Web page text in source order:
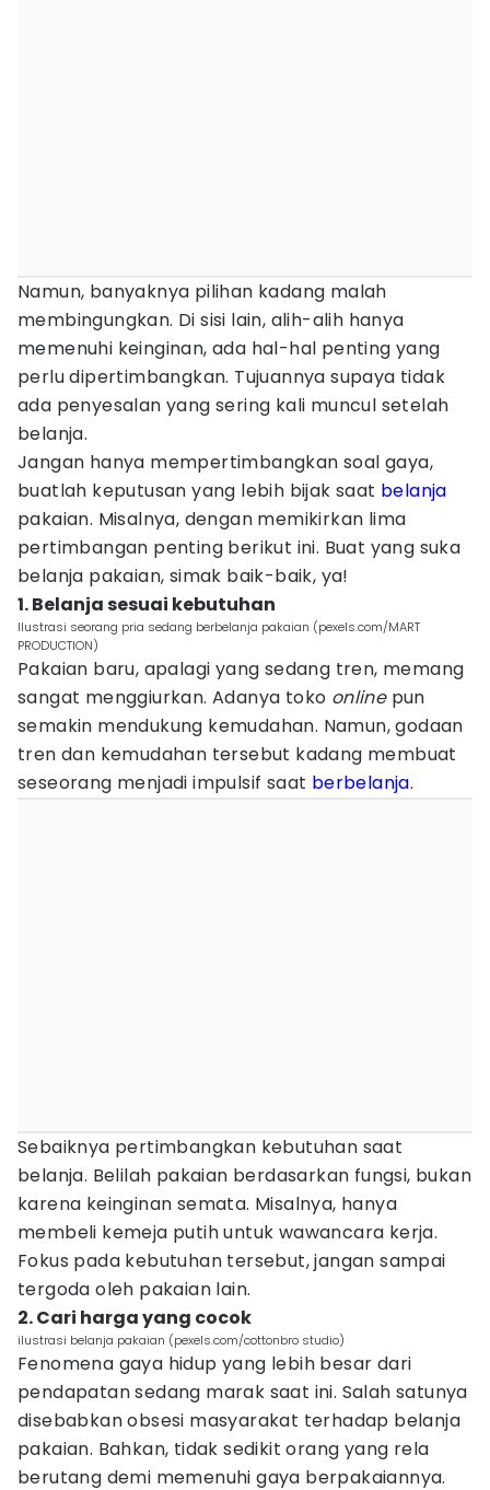
Namun, banyaknya pilihan kadang malah
membingungkan. Di sisi lain, alih-alih hanya
memenuhi keinginan, ada hal-hal penting yang
perlu dipertimbangkan. Tujuannya supaya tidak
ada penyesalan yang sering kali muncul setelah
belanja.
Jangan hanya mempertimbangkan soal gaya,
buatlah keputusan yang lebih bijak saat belanja
pakaian. Misalnya, dengan memikirkan lima
pertimbangan penting berikut ini. Buat yang suka
belanja pakaian, simak baik-baik, ya!
1. Belanja sesuai kebutuhan
Ilustrasi seorang pria sedang berbelanja pakaian (pexels.com/MART
PRODUCTION)
Pakaian baru, apalagi yang sedang tren, memang
sangat menggiurkan. Adanya toko onlinepun
semakin mendukung kemudahan. Namun, godaan
tren dan kemudahan tersebut kadang membuat
seseorang menjadi impulsif saat berbelanja.
Sebaiknya pertimbangkan kebutuhan saat
belanja. Belilah pakaian berdasarkan fungsi, bukan
karena keinginan semata. Misalnya, hanya
membeli kemeja putih untuk wawancara kerja.
Fokus pada kebutuhan tersebut, jangan sampai
tergoda oleh pakaian lain.
2. Cari harga yang cocok
ilustrasi belanja pakaian (pexels.com/cottonbro studio)
Fenomena gaya hidup yang lebih besar dari
pendapatan sedang marak saat ini. Salah satunya
disebabkan obsesi masyarakat terhadap belanja
pakaian. Bahkan, tidak sedikit orang yang rela
berutang demi memenuhi gaya berpakaiannya.